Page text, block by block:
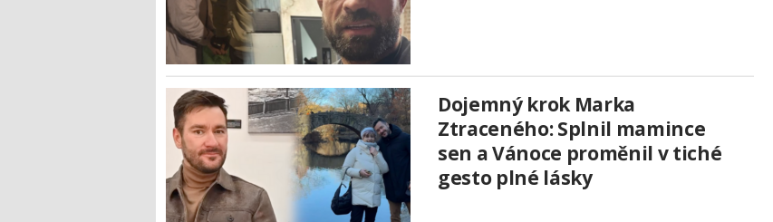
Dojemný krok Marka
Ztraceného: Splnil mamince
sen a Vánoce proměnil v tiché
gesto plné lásky